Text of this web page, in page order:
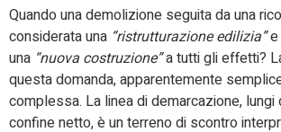
Quando una demolizione seguita da una
considerata una “ristrutturazione edilizia”e
una “nuova costruzione”a tutti gli effetti?
questa domanda, apparentemente
complessa. La linea di demarcazione, lungi
confine netto, è un terreno di scontro